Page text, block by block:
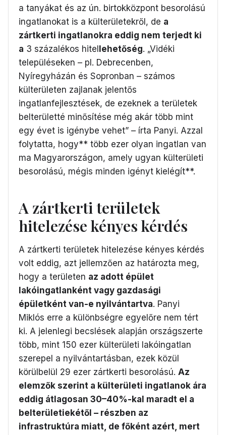
a tanyákat és az ún. birtokközpont besorolású
ingatlanokat is a külterületekről, de a
zártkerti ingatlanokra eddig nem terjedt ki
a 3 százalékos hitellehetőség. „Vidéki
településeken – pl. Debrecenben,
Nyíregyházán és Sopronban – számos
külterületen zajlanak jelentős
ingatlanfejlesztések, de ezeknek a területek
belterületté minősítése még akár több mint
egy évet is igénybe vehet” – írta Panyi. Azzal
folytatta, hogy** több ezer olyan ingatlan van
ma Magyarországon, amely ugyan külterületi
besorolású, mégis minden igényt kielégít**.
A zártkerti területek
hitelezése kényes kérdés
A zártkerti területek hitelezése kényes kérdés
volt eddig, azt jellemzően az határozta meg,
hogy a területen az adott épület
lakóingatlanként vagy gazdasági
épületként van-e nyilvántartva. Panyi
Miklós erre a különbségre egyelőre nem tért
ki. A jelenlegi becslések alapján országszerte
több, mint 150 ezer külterületi lakóingatlan
szerepel a nyilvántartásban, ezek közül
körülbelül 29 ezer zártkerti besorolású. Az
elemzők szerint a külterületi ingatlanok ára
eddig átlagosan 30–40%-kal maradt el a
belterületiekétől – részben az
infrastruktúra miatt, de főként azért, mert